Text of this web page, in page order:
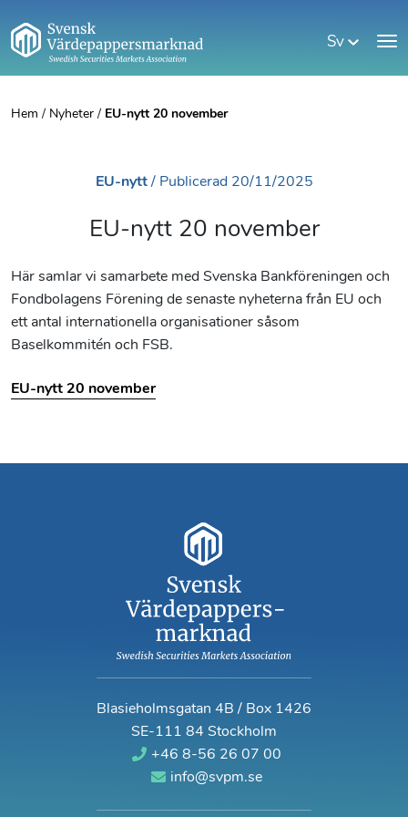
Sv
Hem / Nyheter / EU-nytt 20 november
EU-nytt / Publicerad 20/11/2025
EU-nytt 20 november
Här samlar vi samarbete med Svenska Bankföreningen och
Fondbolagens Förening de senaste nyheterna från EU och
ett antal internationella organisationer såsom
Baselkommitén och FSB.
EU-nytt 20 november
Blasieholmsgatan 4B / Box 1426
SE-111 84 Stockholm
+46 8-56 26 07 00
info@svpm.se